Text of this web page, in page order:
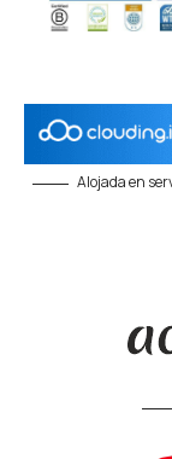
Alojada en